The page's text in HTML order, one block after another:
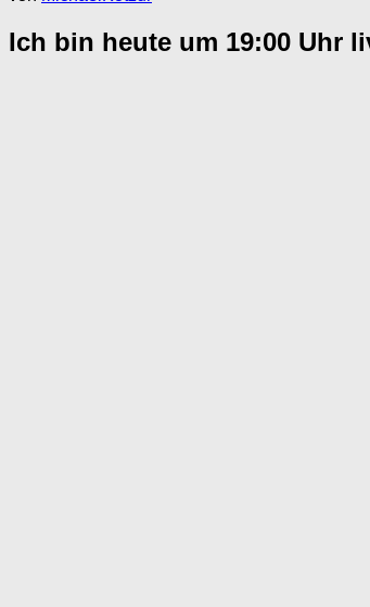
Ich bin heute um 19:00 Uhr